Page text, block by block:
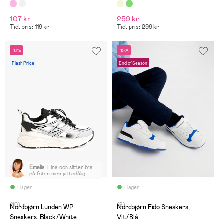
107 kr
Tid. pris: 119 kr
259 kr
Tid. pris: 299 kr
-13%
Flash Price
I lager
Emelie: Fina och sitter bra
på foten men jättedålig
inte till barn som
veckors användning av 5
åring.
(10)
Nordbjørn Lunden WP
Sneakers, Black/White
-10%
End of Season
I lager
(9)
Nordbjørn Fido Sneakers,
Vit/Blå